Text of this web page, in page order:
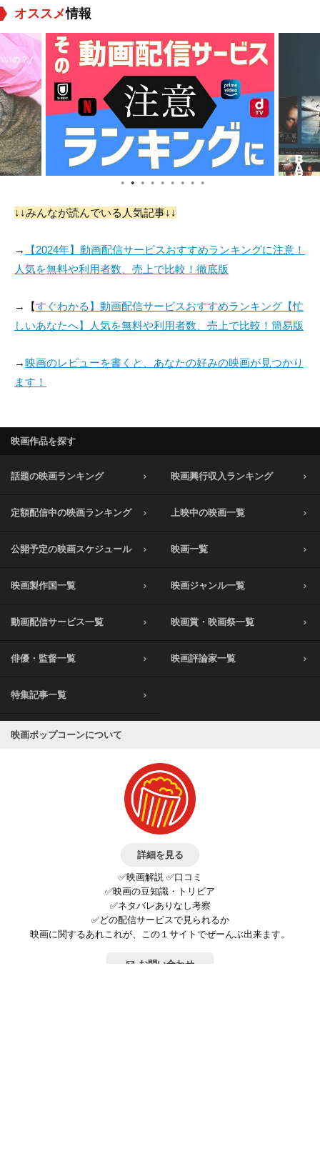
オススメ情報
● ● ● ● ● ● ● ● ●
↓↓みんなが読んでいる人気記事↓↓
→
【2024年】動画配信サービスおすすめランキングに注意！
人気を無料や利用者数、売上で比較！徹底版
→【すぐわかる】動画配信サービスおすすめランキング【忙
しいあなたへ】人気を無料や利用者数、売上で比較！簡易版
→映画のレビューを書くと、あなたの好みの映画が見つかり
ます！
映画作品を探す
話題の映画ランキング 映画興行収入ランキング
定額配信中の映画ランキング 上映中の映画一覧
公開予定の映画スケジュール 映画一覧
映画製作国一覧 映画ジャンル一覧
動画配信サービス一覧 映画賞・映画祭一覧
俳優・監督一覧 映画評論家一覧
特集記事一覧
映画ポップコーンについて
詳細を見る
✅映画解説 ✅口コミ
✅映画の豆知識・トリビア
✅ネタバレありなし考察
✅どの配信サービスで見られるか
映画に関するあれこれが、この１サイトでぜーんぶ出来ます。
お問い合わせ